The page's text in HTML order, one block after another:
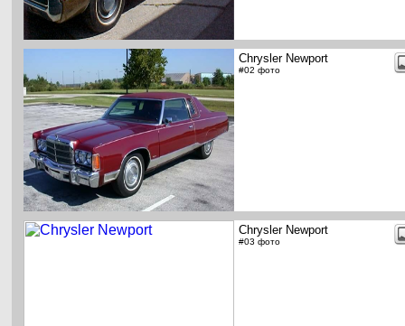
Chrysler Newport
#02 фото
Chrysler Newport
#03 фото